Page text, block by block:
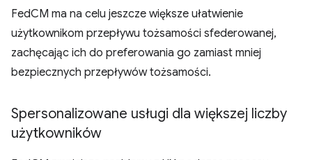
FedCM ma na celu jeszcze większe ułatwienie
użytkownikom przepływu tożsamości sfederowanej,
zachęcając ich do preferowania go zamiast mniej
bezpiecznych przepływów tożsamości.
Spersonalizowane usługi dla większej liczby
użytkowników